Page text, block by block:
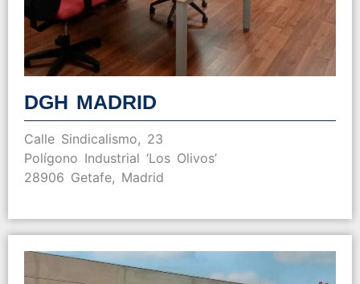
DGH MADRID
Calle Sindicalismo, 23
Polígono Industrial ‘Los Olivos’
28906 Getafe, Madrid